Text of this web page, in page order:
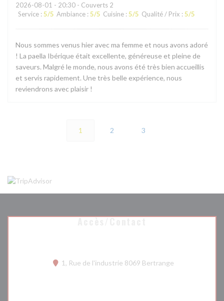
2026-08-01 - 20:30 - Couverts 2
Service : 5/5 Ambiance : 5/5 Cuisine : 5/5 Qualité / Prix : 5/5
Nous sommes venus hier avec ma femme et nous avons adoré
! La paella Ibérique était excellente, généreuse et pleine de
saveurs. Malgré le monde, nous avons été très bien accueillis
et servis rapidement. Une très belle expérience, nous
reviendrons avec plaisir !
1 2 3
1, Rue de l'industrie 8069 Bertrange